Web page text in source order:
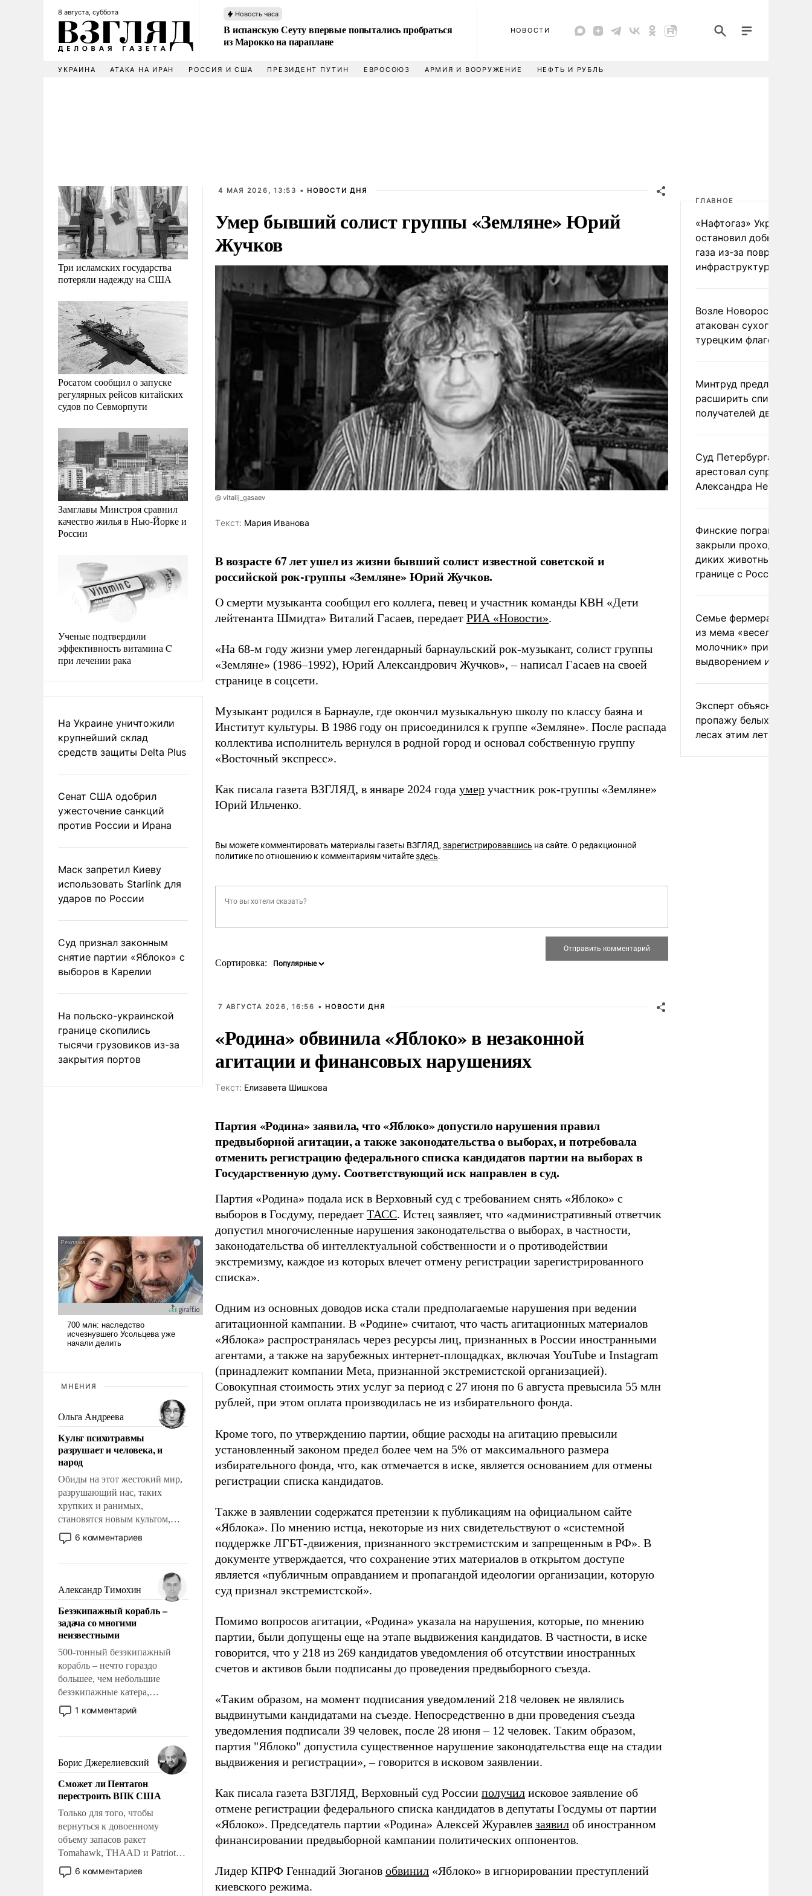
8 августа, суббота Новость часа
В испанскую Сеуту впервые попытались пробраться
из Марокко на параплане
НОВОСТИ
УКРАИНА АТАКА НА ИРАН РОССИЯ И США ПРЕЗИДЕНТ ПУТИН ЕВРОСОЮЗ АРМИЯ И ВООРУЖЕНИЕ НЕФТЬ И РУБЛЬ
Три исламских государства
потеряли надежду на США
Росатом сообщил о запуске
регулярных рейсов китайских
судов по Севморпути
Замглавы Минстроя сравнил
качество жилья в Нью-Йорке и
России
Ученые подтвердили
эффективность витамина C
при лечении рака
На Украине уничтожили
крупнейший склад
средств защиты Delta Plus
Сенат США одобрил
ужесточение санкций
против России и Ирана
Маск запретил Киеву
использовать Starlink для
ударов по России
Суд признал законным
снятие партии «Яблоко» с
выборов в Карелии
На польско-украинской
границе скопились
тысячи грузовиков из-за
закрытия портов
МНЕНИЯ
Ольга Андреева
Культ психотравмы
разрушает и человека, и
народ
Обиды на этот жестокий мир,
разрушающий нас, таких
хрупких и ранимых,
становятся новым культом,
постепенно вытесняя и
отменяя традиционное
мужественным и твердым под
ударами судьбы, брать на себя
ответственность, помогать
слабым, идти вперед и
адаптироваться.
6 комментариев
Александр Тимохин
Безэкипажный корабль –
задача со многими
неизвестными
500-тонный безэкипажный
корабль – нечто гораздо
большее, чем небольшие
безэкипажные катера,
применение которых уже
стало обыденностью. Задача по
сложна и амбициозна. Однако
и ее реализация радикально
поднимет наши боевые
возможности.
1 комментарий
Борис Джерелиевский
Сможет ли Пентагон
перестроить ВПК США
Только для того, чтобы
вернуться к довоенному
объему запасов ракет
Tomahawk, THAAD и Patriot
США потребуется более трех
лет. Даже небольшая война с
6 комментариев
4 МАЯ 2026, 13:53 • НОВОСТИ ДНЯ
Умер бывший солист группы «Земляне» Юрий
Жучков
@ vitalij_gasaev
Tекст: Мария Иванова
В возрасте 67 лет ушел из жизни бывший солист известной советской и
российской рок-группы «Земляне» Юрий Жучков.
О смерти музыканта сообщил его коллега, певец и участник команды КВН «Дети
лейтенанта Шмидта» Виталий Гасаев, передает РИА «Новости».
«На 68-м году жизни умер легендарный барнаульский рок-музыкант, солист группы
«Земляне» (1986–1992), Юрий Александрович Жучков», – написал Гасаев на своей
странице в соцсети.
Музыкант родился в Барнауле, где окончил музыкальную школу по классу баяна и
Институт культуры. В 1986 году он присоединился к группе «Земляне». После распада
коллектива исполнитель вернулся в родной город и основал собственную группу
«Восточный экспресс».
Как писала газета ВЗГЛЯД, в январе 2024 года умер участник рок-группы «Земляне»
Юрий Ильченко.
Вы можете комментировать материалы газеты ВЗГЛЯД,зарегистрировавшись на сайте. О редакционной
политике по отношению к комментариям читайтездесь.
Сортировка:
7 АВГУСТА 2026, 16:56 • НОВОСТИ ДНЯ
«Родина» обвинила «Яблоко» в незаконной
агитации и финансовых нарушениях
Tекст: Елизавета Шишкова
Партия «Родина» заявила, что «Яблоко» допустило нарушения правил
предвыборной агитации, а также законодательства о выборах, и потребовала
отменить регистрацию федерального списка кандидатов партии на выборах в
Государственную думу. Соответствующий иск направлен в суд.
Партия «Родина» подала иск в Верховный суд с требованием снять «Яблоко» с
выборов в Госдуму, передает ТАСС. Истец заявляет, что «административный ответчик
допустил многочисленные нарушения законодательства о выборах, в частности,
законодательства об интеллектуальной собственности и о противодействии
экстремизму, каждое из которых влечет отмену регистрации зарегистрированного
списка».
Одним из основных доводов иска стали предполагаемые нарушения при ведении
агитационной кампании. В «Родине» считают, что часть агитационных материалов
«Яблока» распространялась через ресурсы лиц, признанных в России иностранными
агентами, а также на зарубежных интернет-площадках, включая YouTube и Instagram
(принадлежит компании Meta, признанной экстремистской организацией).
Совокупная стоимость этих услуг за период с 27 июня по 6 августа превысила 55 млн
рублей, при этом оплата производилась не из избирательного фонда.
Кроме того, по утверждению партии, общие расходы на агитацию превысили
установленный законом предел более чем на 5% от максимального размера
избирательного фонда, что, как отмечается в иске, является основанием для отмены
регистрации списка кандидатов.
Также в заявлении содержатся претензии к публикациям на официальном сайте
«Яблока». По мнению истца, некоторые из них свидетельствуют о «системной
поддержке ЛГБТ-движения, признанного экстремистским и запрещенным в РФ». В
документе утверждается, что сохранение этих материалов в открытом доступе
является «публичным оправданием и пропагандой идеологии организации, которую
суд признал экстремистской».
Помимо вопросов агитации, «Родина» указала на нарушения, которые, по мнению
партии, были допущены еще на этапе выдвижения кандидатов. В частности, в иске
говорится, что у 218 из 269 кандидатов уведомления об отсутствии иностранных
счетов и активов были подписаны до проведения предвыборного съезда.
«Таким образом, на момент подписания уведомлений 218 человек не являлись
выдвинутыми кандидатами на съезде. Непосредственно в дни проведения съезда
уведомления подписали 39 человек, после 28 июня – 12 человек. Таким образом,
партия "Яблоко" допустила существенное нарушение законодательства еще на стадии
выдвижения и регистрации», – говорится в исковом заявлении.
Как писала газета ВЗГЛЯД, Верховный суд России получил исковое заявление об
отмене регистрации федерального списка кандидатов в депутаты Госдумы от партии
«Яблоко». Председатель партии «Родина» Алексей Журавлев заявил об иностранном
финансировании предвыборной кампании политических оппонентов.
Лидер КПРФ Геннадий Зюганов обвинил «Яблоко» в игнорировании преступлений
киевского режима.
ГЛАВНОЕ
«Нафтогаз» Украины
остановил добычу
газа из-за повреждения
инфраструктуры
Возле Новороссийска
атакован сухогруз под
турецким флагом
Минтруд предложил
расширить список
получателей двух
Суд Петербурга заочно
арестовал супругу
Александра Невзорова
Финские пограничники
закрыли проходы для
диких животных на
границе с Россией
Семье фермера
из мема «веселый
молочник» пригрозили
выдворением из
Эксперт объяснил
пропажу белых грибов
лесах этим летом